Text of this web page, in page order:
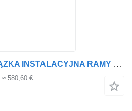
Электропроводка WIĄZKA INSTALACYJNA RAMY для тягача Volvo FH4
≈ 580,60 €